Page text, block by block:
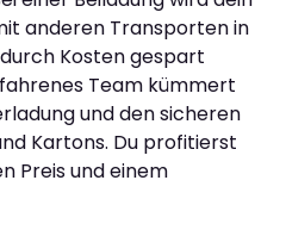
anderen Transporten in
Kosten gespart
Team kümmert
und den sicheren
Kartons. Du profitierst
Preis und einem